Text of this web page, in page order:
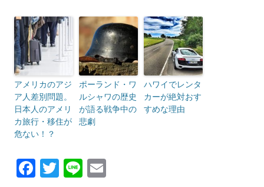
アメリカのアジ
ア人差別問題。
日本人のアメリ
カ旅行・移住が
危ない！？
ポーランド・ワ
ルシャワの歴史
が語る戦争中の
悲劇
ハワイでレンタ
カーが絶対おす
すめな理由
F
T
Li